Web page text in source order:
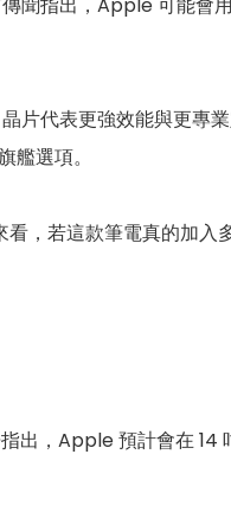
片代表更強效能與更專
選項。
，若這款筆電真的加入
出，Apple 預計會在 14